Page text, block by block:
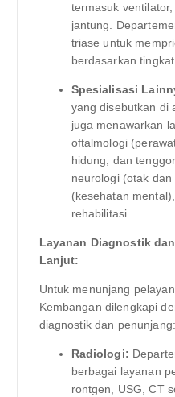
termasuk
jantung.
triase untuk
berdasarkan
Spesialisasi
yang disebutkan di
juga menawarkan
oftalmologi
hidung, dan
neurologi (otak
(kesehatan
rehabilitasi.
Layanan Diagnostik
Lanjut:
Untuk menunjang
Kembangan dilengkapi
diagnostik dan penunjang:
Radiologi:
berbagai layanan
rontgen, USG, CT